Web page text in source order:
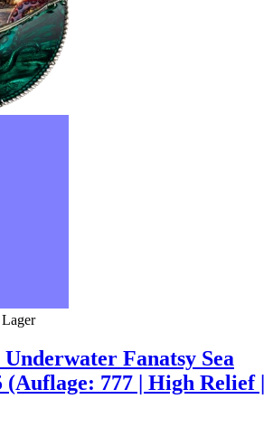
Fanatsy Sea
(Auflage: 777 | High Relief |